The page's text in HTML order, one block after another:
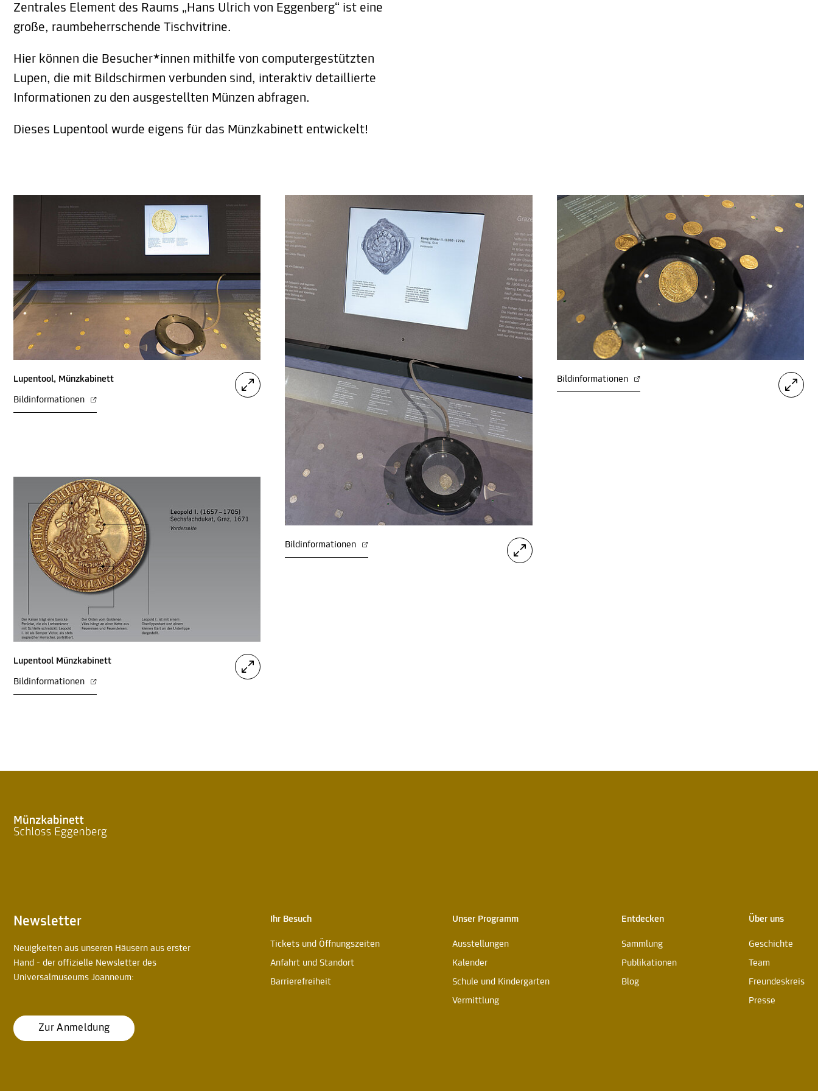
Zentrales Element des Raums „Hans Ulrich von Eggenberg“ ist eine
große, raumbeherrschende Tischvitrine.
Hier können die Besucher*innen mithilfe von computergestützten
Lupen, die mit Bildschirmen verbunden sind, interaktiv detaillierte
Informationen zu den ausgestellten Münzen abfragen.
Dieses Lupentool wurde eigens für das Münzkabinett entwickelt!
Lupentool, Münzkabinett
Bildinformationen
Bildinformationen
Bildinformationen
Lupentool Münzkabinett
Bildinformationen
Newsletter
Neuigkeiten aus unseren Häusern aus erster
Hand - der offizielle Newsletter des
Universalmuseums Joanneum:
Zur Anmeldung
Ihr Besuch
Tickets und Öffnungszeiten
Anfahrt und Standort
Barrierefreiheit
Unser Programm
Ausstellungen
Kalender
Schule und Kindergarten
Vermittlung
Entdecken
Sammlung
Publikationen
Blog
Über uns
Geschichte
Team
Freundeskreis
Presse